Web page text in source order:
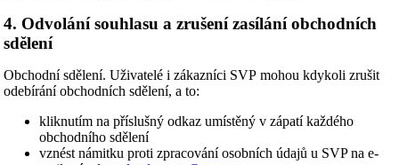
4. Odvolání souhlasu a zrušení zasílání obchodních
sdělení
Obchodní sdělení. Uživatelé i zákazníci SVP mohou kdykoli zrušit
odebírání obchodních sdělení, a to:
kliknutím na příslušný odkaz umístěný v zápatí každého
obchodního sdělení
vznést námitku proti zpracování osobních údajů u SVP na e-